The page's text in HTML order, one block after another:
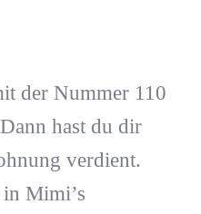
der Nummer 110
hast du dir
verdient.
Mimi’s